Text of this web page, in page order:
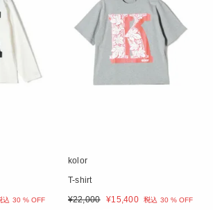
込 30 % OFF
kolor
T-shirt
¥22,000 ¥15,400 税込 30 % OFF